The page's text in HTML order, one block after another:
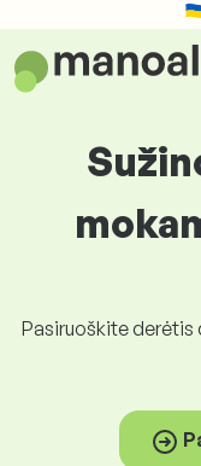
Pasiruoškite derėtis